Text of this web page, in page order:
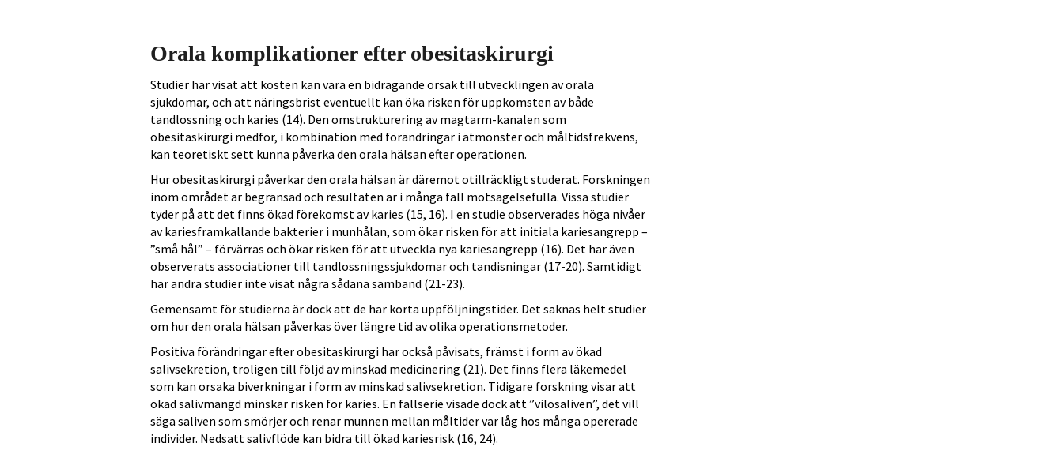
Orala komplikationer efter obesitaskirurgi
Studier har visat att kosten kan vara en bidragande orsak till utvecklingen av orala
sjukdomar, och att näringsbrist eventuellt kan öka risken för uppkomsten av både
tandlossning och karies (14). Den omstrukturering av magtarm-kanalen som
obesitaskirurgi medför, i kombination med förändringar i ätmönster och måltidsfrekvens,
kan teoretiskt sett kunna påverka den orala hälsan efter operationen.
Hur obesitaskirurgi påverkar den orala hälsan är däremot otillräckligt studerat. Forskningen
inom området är begränsad och resultaten är i många fall motsägelsefulla. Vissa studier
tyder på att det finns ökad förekomst av karies (15, 16). I en studie observerades höga nivåer
av kariesframkallande bakterier i munhålan, som ökar risken för att initiala kariesangrepp –
”små hål” – förvärras och ökar risken för att utveckla nya kariesangrepp (16). Det har även
observerats associationer till tandlossningssjukdomar och tandisningar (17-20). Samtidigt
har andra studier inte visat några sådana samband (21-23).
Gemensamt för studierna är dock att de har korta uppföljningstider. Det saknas helt studier
om hur den orala hälsan påverkas över längre tid av olika operationsmetoder.
Positiva förändringar efter obesitaskirurgi har också påvisats, främst i form av ökad
salivsekretion, troligen till följd av minskad medicinering (21). Det finns flera läkemedel
som kan orsaka biverkningar i form av minskad salivsekretion. Tidigare forskning visar att
ökad salivmängd minskar risken för karies. En fallserie visade dock att ”vilosaliven”, det vill
säga saliven som smörjer och renar munnen mellan måltider var låg hos många opererade
individer. Nedsatt salivflöde kan bidra till ökad kariesrisk (16, 24).